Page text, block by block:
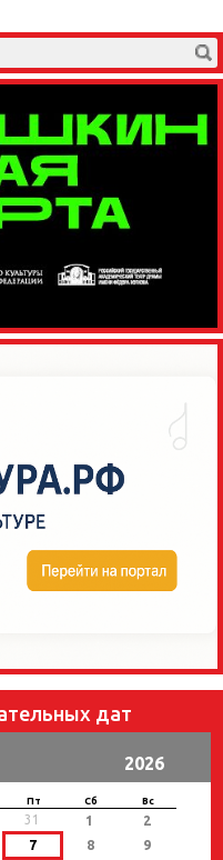
дат
2026
Пт Сб Вс
31 1
2
7 8
9